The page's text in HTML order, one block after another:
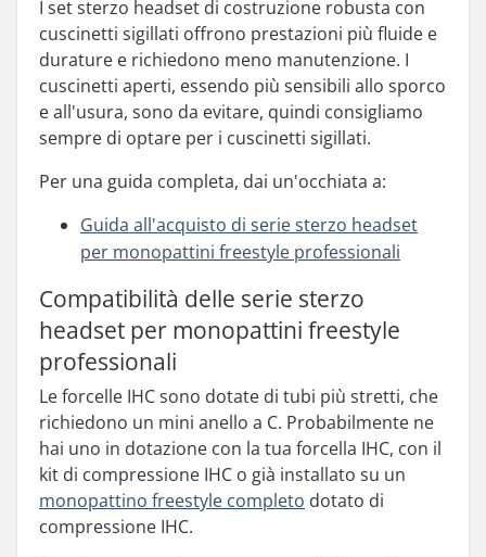
I set sterzo headset di costruzione robusta con
cuscinetti sigillati offrono prestazioni più fluide e
durature e richiedono meno manutenzione. I
cuscinetti aperti, essendo più sensibili allo sporco
e all'usura, sono da evitare, quindi consigliamo
sempre di optare per i cuscinetti sigillati.
Per una guida completa, dai un'occhiata a:
Guida all'acquisto di serie sterzo headset
per monopattini freestyle professionali
Compatibilità delle serie sterzo
headset per monopattini freestyle
professionali
Le forcelle IHC sono dotate di tubi più stretti, che
richiedono un mini anello a C. Probabilmente ne
hai uno in dotazione con la tua forcella IHC, con il
kit di compressione IHC o già installato su un
monopattino freestyle completo dotato di
compressione IHC.